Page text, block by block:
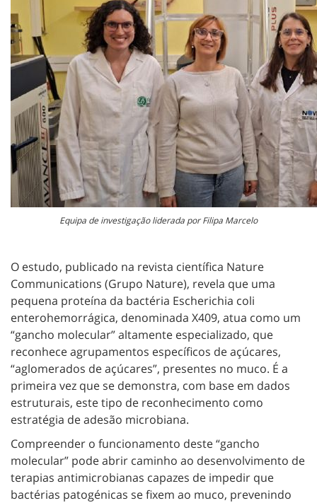
Equipa de investigação liderada por Filipa Marcelo
O estudo, publicado na revista científica Nature
Communications (Grupo Nature), revela que uma
pequena proteína da bactéria Escherichia coli
enterohemorrágica, denominada X409, atua como um
“gancho molecular” altamente especializado, que
reconhece agrupamentos específicos de açúcares,
“aglomerados de açúcares”, presentes no muco. É a
primeira vez que se demonstra, com base em dados
estruturais, este tipo de reconhecimento como
estratégia de adesão microbiana.
Compreender o funcionamento deste “gancho
molecular” pode abrir caminho ao desenvolvimento de
terapias antimicrobianas capazes de impedir que
bactérias patogénicas se fixem ao muco, prevenindo